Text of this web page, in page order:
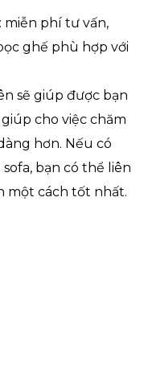
miễn phí tư vấn,
ghế phù hợp với
sẽ giúp được bạn
cho việc chăm
hơn. Nếu có
bạn có thể liên
một cách tốt nhất.